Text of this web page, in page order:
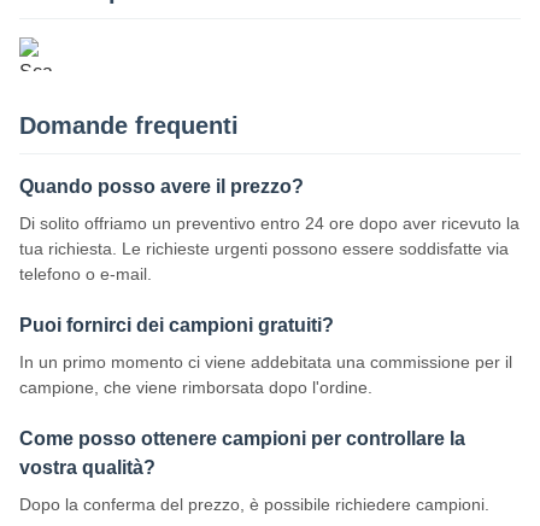
Domande frequenti
Quando posso avere il prezzo?
Di solito offriamo un preventivo entro 24 ore dopo aver ricevuto la
tua richiesta. Le richieste urgenti possono essere soddisfatte via
telefono o e-mail.
Puoi fornirci dei campioni gratuiti?
In un primo momento ci viene addebitata una commissione per il
campione, che viene rimborsata dopo l'ordine.
Come posso ottenere campioni per controllare la
vostra qualità?
Dopo la conferma del prezzo, è possibile richiedere campioni.